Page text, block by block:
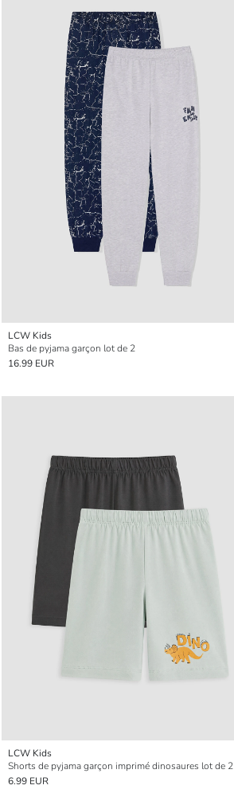
LCW Kids
Bas de pyjama garçon lot de 2
16.99 EUR
LCW Kids
Shorts de pyjama garçon imprimé dinosaures lot de 2
6.99 EUR